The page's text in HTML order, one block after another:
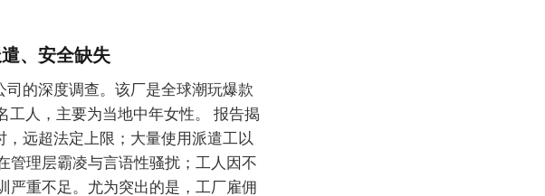
、安全缺失
司的深度调查。该厂是全球潮玩爆款
人，主要为当地中年女性。 报告揭
远超法定上限；大量使用派遣工以
管理层霸凌与言语性骚扰；工人因不
严重不足。尤为突出的是，工厂雇佣